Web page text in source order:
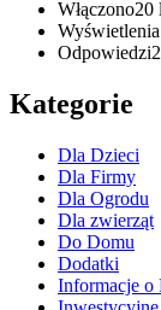
Włączono20
Wyświetlenia
Odpowiedzi2
Kategorie
Dla Dzieci
Dla Firmy
Dla Ogrodu
Dla zwierząt
Do Domu
Dodatki
Informacje o